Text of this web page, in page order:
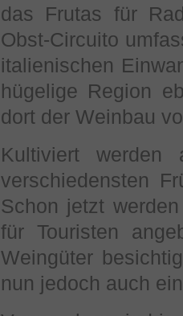
das Frutas für
Obst-Circuito
italienischen
hügelige Region
dort der Weinbau
Kultiviert
verschiedensten
Schon jetzt
für Touristen
Weingüter
nun jedoch auch